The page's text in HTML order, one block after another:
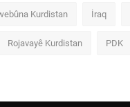
Kurdistan İraq
Rojavayê Kurdistan PDK